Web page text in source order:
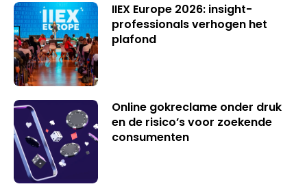
IIEX Europe 2026: insight-
professionals verhogen het
plafond
Online gokreclame onder druk
en de risico’s voor zoekende
consumenten